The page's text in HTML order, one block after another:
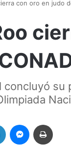
con oro en judo
concluyó
LinkedIn Messenger